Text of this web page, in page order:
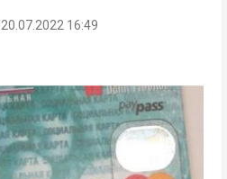
20.07.2022 16:49